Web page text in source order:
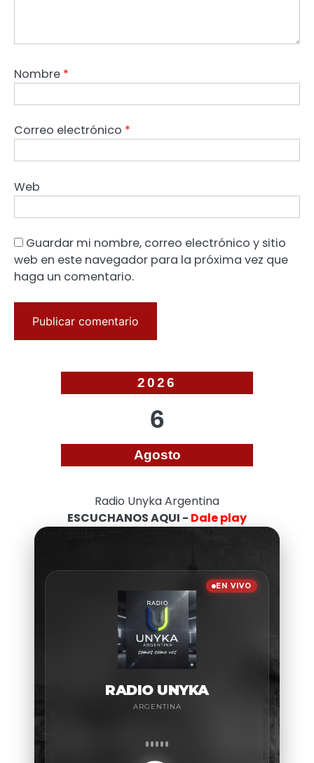
Nombre *
Correo electrónico *
Web
Guardar mi nombre, correo electrónico y sitio
web en este navegador para la próxima vez que
haga un comentario.
2026
6
Agosto
Radio Unyka Argentina
ESCUCHANOS AQUI - Dale play